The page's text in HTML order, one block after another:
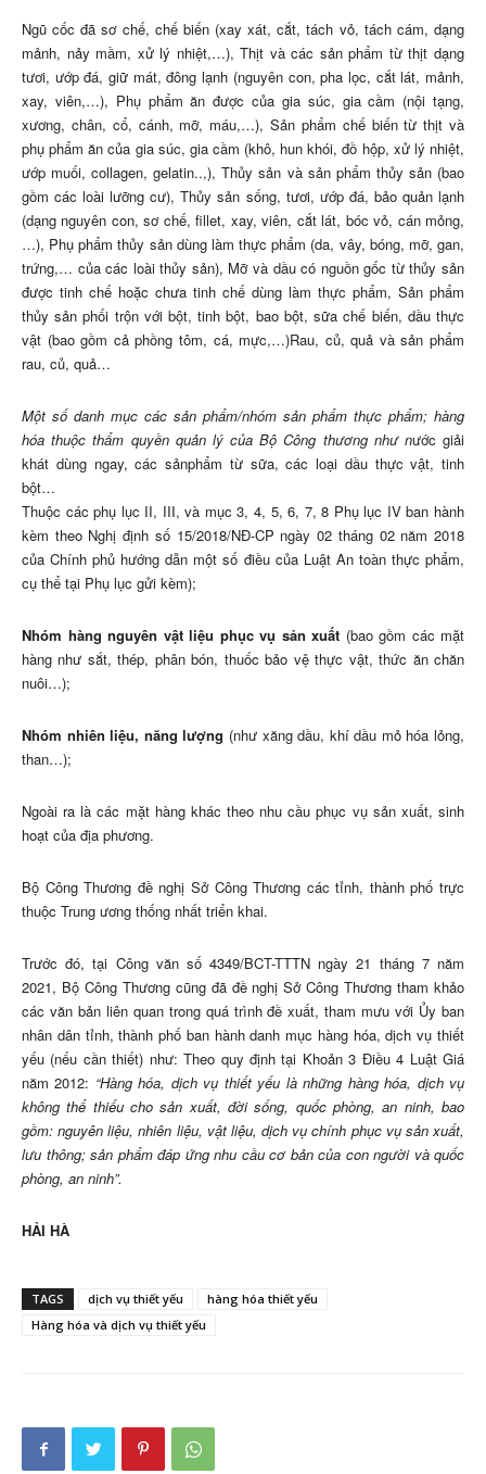
Ngũ cốc đã sơ chế, chế biến (xay xát, cắt, tách vỏ, tách cám, dạng
mảnh, nảy mầm, xử lý nhiệt,…), Thịt và các sản phẩm từ thịt dạng
tươi, ướp đá, giữ mát, đông lạnh (nguyên con, pha lọc, cắt lát, mảnh,
xay, viên,…), Phụ phẩm ăn được của gia súc, gia cầm (nội tạng,
xương, chân, cổ, cánh, mỡ, máu,…), Sản phẩm chế biến từ thịt và
phụ phẩm ăn của gia súc, gia cầm (khô, hun khói, đồ hộp, xử lý nhiệt,
ướp muối, collagen, gelatin..,), Thủy sản và sản phẩm thủy sản (bao
gồm các loài lưỡng cư), Thủy sản sống, tươi, ướp đá, bảo quản lạnh
(dạng nguyên con, sơ chế, fillet, xay, viên, cắt lát, bóc vỏ, cán mỏng,
…), Phụ phẩm thủy sản dùng làm thực phẩm (da, vây, bóng, mỡ, gan,
trứng,… của các loài thủy sản), Mỡ và dầu có nguồn gốc từ thủy sản
được tinh chế hoặc chưa tinh chế dùng làm thực phẩm, Sản phẩm
thủy sản phối trộn với bột, tinh bột, bao bột, sữa chế biến, dầu thực
vật (bao gồm cả phồng tôm, cá, mực,…)Rau, củ, quả và sản phẩm
rau, củ, quả…
Một số danh mục các sản phẩm/nhóm sản phẩm thực phẩm; hàng
hóa thuộc thẩm quyền quản lý của Bộ Công thươngnhư nước giải
khát dùng ngay, các sảnphẩm từ sữa, các loại dầu thực vật, tinh
bột…
Thuộc các phụ lục II, III, và mục 3, 4, 5, 6, 7, 8 Phụ lục IV ban hành
kèm theo Nghị định số 15/2018/NĐ-CP ngày 02 tháng 02 năm 2018
của Chính phủ hướng dẫn một số điều của Luật An toàn thực phẩm,
cụ thể tại Phụ lục gửi kèm);
Nhóm hàng nguyên vật liệu phục vụ sản xuất (bao gồm các mặt
hàng như sắt, thép, phân bón, thuốc bảo vệ thực vật, thức ăn chăn
nuôi…);
Nhóm nhiên liệu, năng lượng (như xăng dầu, khí dầu mỏ hóa lỏng,
than…);
Ngoài ra là các mặt hàng khác theo nhu cầu phục vụ sản xuất, sinh
hoạt của địa phương.
Bộ Công Thương đề nghị Sở Công Thương các tỉnh, thành phố trực
thuộc Trung ương thống nhất triển khai.
Trước đó, tại Công văn số 4349/BCT-TTTN ngày 21 tháng 7 năm
2021, Bộ Công Thương cũng đã đề nghị Sở Công Thương tham khảo
các văn bản liên quan trong quá trình đề xuất, tham mưu với Ủy ban
nhân dân tỉnh, thành phố ban hành danh mục hàng hóa, dịch vụ thiết
yếu (nếu cần thiết) như: Theo quy định tại Khoản 3 Điều 4 Luật Giá
năm 2012: “Hàng hóa, dịch vụ thiết yếu là những hàng hóa, dịch vụ
không thể thiếu cho sản xuất, đời sống, quốc phòng, an ninh, bao
gồm: nguyên liệu, nhiên liệu, vật liệu, dịch vụ chính phục vụ sản xuất,
lưu thông; sản phẩm đáp ứng nhu cầu cơ bản của con người và quốc
phòng, an ninh”.
HẢI HÀ
TAGS dịch vụ thiết yếu
hàng hóa thiết yếu
Hàng hóa và dịch vụ thiết yếu